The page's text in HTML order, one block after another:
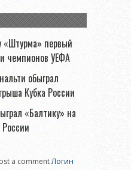
«Штурма» первый
чемпионов УЕФА
обыграл
Кубка России
«Балтику» на
a commentЛогин